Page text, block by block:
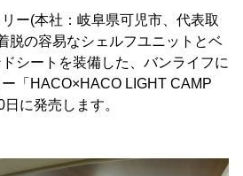
ー(本社：岐阜県可児市、代表取
脱の容易なシェルフユニットとベ
シートを装備した、バンライフに
「HACO×HACO LIGHT CAMP
に発売します。